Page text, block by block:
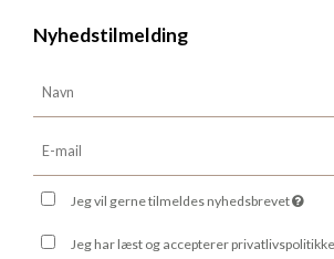
Nyhedstilmelding
Jeg vil gerne tilmeldes nyhedsbrevet
Jeg har læst og accepterer